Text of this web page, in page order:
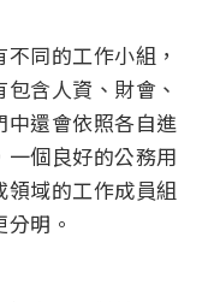
同的工作小組，
含人資、財會、
還會依照各自進
個良好的公務用
域的工作成員組
明。